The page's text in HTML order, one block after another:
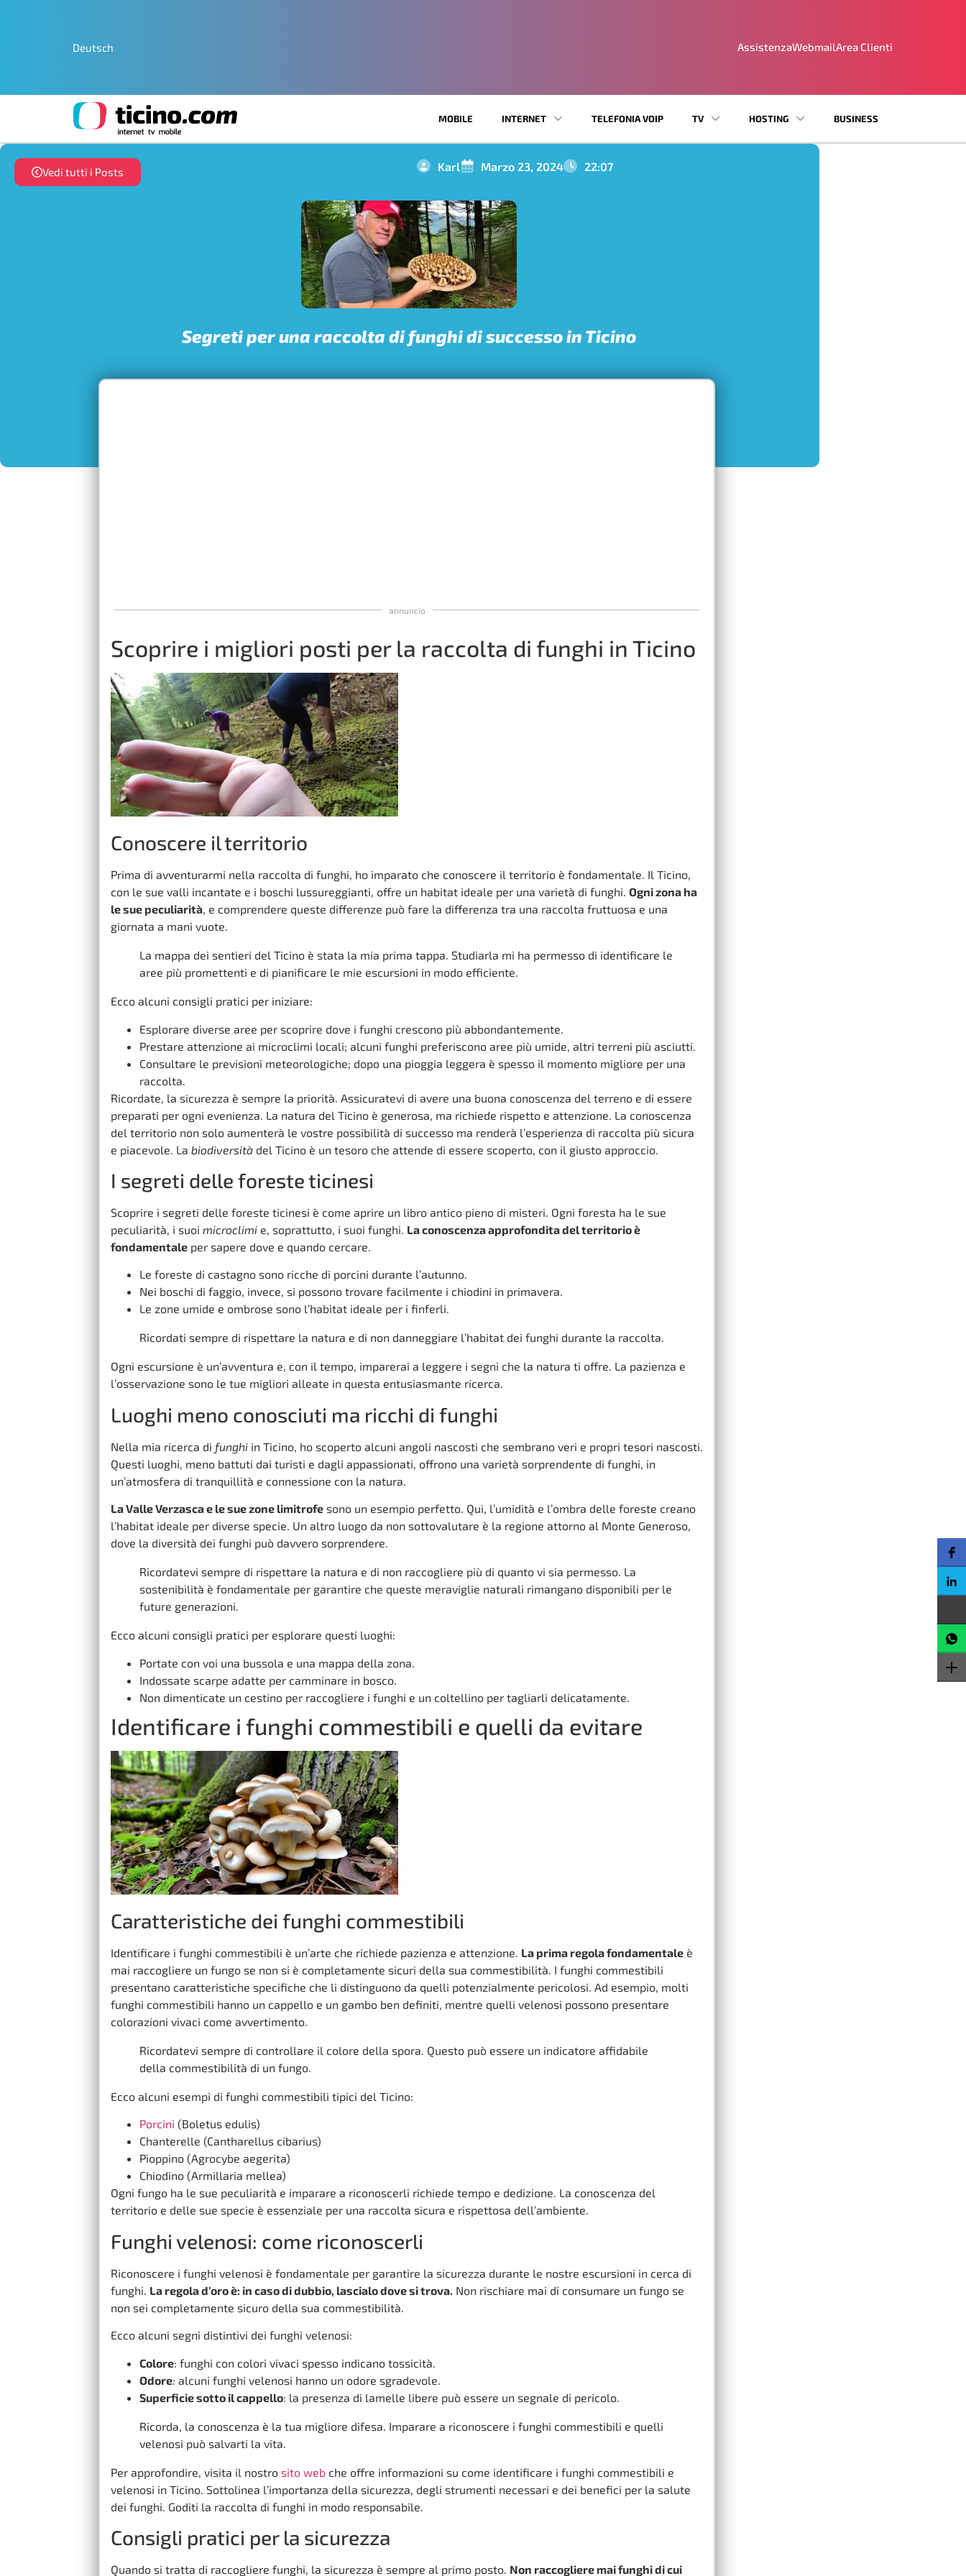
Deutsch AssistenzaWebmailArea Clienti
MOBILE INTERNET TELEFONIA VOIP TV HOSTING BUSINESS
Vedi tutti i Posts Karl Marzo 23, 2024 22:07
Segreti per una raccolta di funghi di successo in Ticino
annuncio
Scoprire i migliori posti per la raccolta di funghi in Ticino
Conoscere il territorio
Prima di avventurarmi nella raccolta di funghi, ho imparato che conoscere il territorio è fondamentale. Il Ticino,
con le sue valli incantate e i boschi lussureggianti, offre un habitat ideale per una varietà di funghi. Ogni zona ha
le sue peculiarità, e comprendere queste differenze può fare la differenza tra una raccolta fruttuosa e una
giornata a mani vuote.
La mappa dei sentieri del Ticino è stata la mia prima tappa. Studiarla mi ha permesso di identificare le
aree più promettenti e di pianificare le mie escursioni in modo efficiente.
Ecco alcuni consigli pratici per iniziare:
Esplorare diverse aree per scoprire dove i funghi crescono più abbondantemente.
Prestare attenzione ai microclimi locali; alcuni funghi preferiscono aree più umide, altri terreni più asciutti.
Consultare le previsioni meteorologiche; dopo una pioggia leggera è spesso il momento migliore per una
raccolta.
Ricordate, la sicurezza è sempre la priorità. Assicuratevi di avere una buona conoscenza del terreno e di essere
preparati per ogni evenienza. La natura del Ticino è generosa, ma richiede rispetto e attenzione. La conoscenza
del territorio non solo aumenterà le vostre possibilità di successo ma renderà l’esperienza di raccolta più sicura
e piacevole. La biodiversitàdel Ticino è un tesoro che attende di essere scoperto, con il giusto approccio.
I segreti delle foreste ticinesi
Scoprire i segreti delle foreste ticinesi è come aprire un libro antico pieno di misteri. Ogni foresta ha le sue
peculiarità, i suoi microclimie, soprattutto, i suoi funghi. La conoscenza approfondita del territorio è
fondamentaleper sapere dove e quando cercare.
Le foreste di castagno sono ricche di porcini durante l’autunno.
Nei boschi di faggio, invece, si possono trovare facilmente i chiodini in primavera.
Le zone umide e ombrose sono l’habitat ideale per i finferli.
Ricordati sempre di rispettare la natura e di non danneggiare l’habitat dei funghi durante la raccolta.
Ogni escursione è un’avventura e, con il tempo, imparerai a leggere i segni che la natura ti offre. La pazienza e
l’osservazione sono le tue migliori alleate in questa entusiasmante ricerca.
Luoghi meno conosciuti ma ricchi di funghi
Nella mia ricerca di funghiin Ticino, ho scoperto alcuni angoli nascosti che sembrano veri e propri tesori nascosti.
Questi luoghi, meno battuti dai turisti e dagli appassionati, offrono una varietà sorprendente di funghi, in
un’atmosfera di tranquillità e connessione con la natura.
La Valle Verzasca e le sue zone limitrofesono un esempio perfetto. Qui, l’umidità e l’ombra delle foreste creano
l’habitat ideale per diverse specie. Un altro luogo da non sottovalutare è la regione attorno al Monte Generoso,
dove la diversità dei funghi può davvero sorprendere.
Ricordatevi sempre di rispettare la natura e di non raccogliere più di quanto vi sia permesso. La
sostenibilità è fondamentale per garantire che queste meraviglie naturali rimangano disponibili per le
future generazioni.
Ecco alcuni consigli pratici per esplorare questi luoghi:
Portate con voi una bussola e una mappa della zona.
Indossate scarpe adatte per camminare in bosco.
Non dimenticate un cestino per raccogliere i funghi e un coltellino per tagliarli delicatamente.
Identificare i funghi commestibili e quelli da evitare
Caratteristiche dei funghi commestibili
Identificare i funghi commestibili è un’arte che richiede pazienza e attenzione. La prima regola fondamentaleè
mai raccogliere un fungo se non si è completamente sicuri della sua commestibilità. I funghi commestibili
presentano caratteristiche specifiche che li distinguono da quelli potenzialmente pericolosi. Ad esempio, molti
funghi commestibili hanno un cappello e un gambo ben definiti, mentre quelli velenosi possono presentare
colorazioni vivaci come avvertimento.
Ricordatevi sempre di controllare il colore della spora. Questo può essere un indicatore affidabile
della commestibilità di un fungo.
Ecco alcuni esempi di funghi commestibili tipici del Ticino:
Porcini (Boletus edulis)
Chanterelle (Cantharellus cibarius)
Pioppino (Agrocybe aegerita)
Chiodino (Armillaria mellea)
Ogni fungo ha le sue peculiarità e imparare a riconoscerli richiede tempo e dedizione. La conoscenza del
territorio e delle sue specie è essenziale per una raccolta sicura e rispettosa dell’ambiente.
Funghi velenosi: come riconoscerli
Riconoscere i funghi velenosi è fondamentale per garantire la sicurezza durante le nostre escursioni in cerca di
funghi. La regola d’oro è: in caso di dubbio, lascialo dove si trova. Non rischiare mai di consumare un fungo se
non sei completamente sicuro della sua commestibilità.
Ecco alcuni segni distintivi dei funghi velenosi:
Colore: funghi con colori vivaci spesso indicano tossicità.
Odore: alcuni funghi velenosi hanno un odore sgradevole.
Superficie sotto il cappello: la presenza di lamelle libere può essere un segnale di pericolo.
Ricorda, la conoscenza è la tua migliore difesa. Imparare a riconoscere i funghi commestibili e quelli
velenosi può salvarti la vita.
Per approfondire, visita il nostro sito webche offre informazioni su come identificare i funghi commestibili e
velenosi in Ticino. Sottolinea l’importanza della sicurezza, degli strumenti necessari e dei benefici per la salute
dei funghi. Goditi la raccolta di funghi in modo responsabile.
Consigli pratici per la sicurezza
Quando si tratta di raccogliere funghi, la sicurezza è sempre al primo posto. Non raccogliere mai funghi di cui